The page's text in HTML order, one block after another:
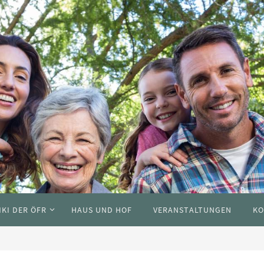
DER ÖFR HAUS UND HOF VERANSTALTUNGEN